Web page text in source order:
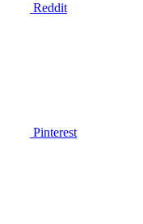
Reddit
Pinterest